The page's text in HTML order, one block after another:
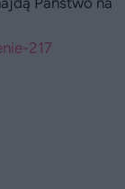
217